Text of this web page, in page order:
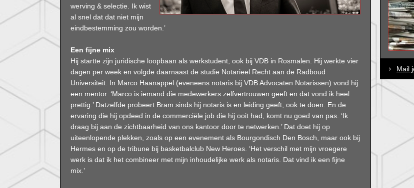
werving & selectie. Ik wist
al snel dat dat niet mijn
eindbestemming zou worden.’
Een fijne mix
Hij startte zijn juridische loopbaan als werkstudent, ook bij VDB in Rosmalen. Hij werkte vier
dagen per week en volgde daarnaast de studie Notarieel Recht aan de Radboud
Universiteit. In Marco Haanappel (eveneens notaris bij VDB Advocaten Notarissen) vond hij
een mentor. ‘Marco is iemand die medewerkers zelfvertrouwen geeft en dat vond ik heel
prettig.’ Datzelfde probeert Bram sinds hij notaris is en leiding geeft, ook te doen. En de
ervaring die hij opdeed in de commerciële job die hij ooit had, komt nu goed van pas. ‘Ik
draag bij aan de zichtbaarheid van ons kantoor door te netwerken.’ Dat doet hij op
uiteenlopende plekken, zoals op een evenement als Bourgondisch Den Bosch, maar ook bij
Hermes en op de tribune bij basketbalclub New Heroes. ‘Het verschil met mijn vroegere
werk is dat ik het combineer met mijn inhoudelijke werk als notaris. Dat vind ik een fijne
mix.’
Mail